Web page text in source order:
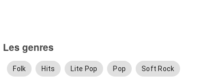
Les genres
Folk Hits Lite Pop Pop Soft Rock